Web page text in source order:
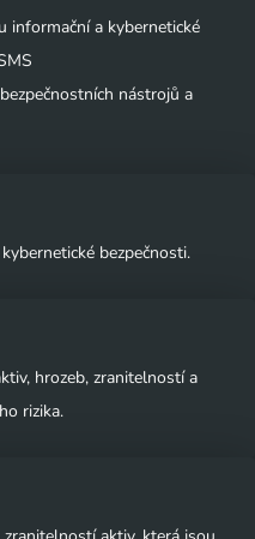
informační a kybernetické
nástrojů a
bezpečnosti.
hrozeb, zranitelností a
rizika.